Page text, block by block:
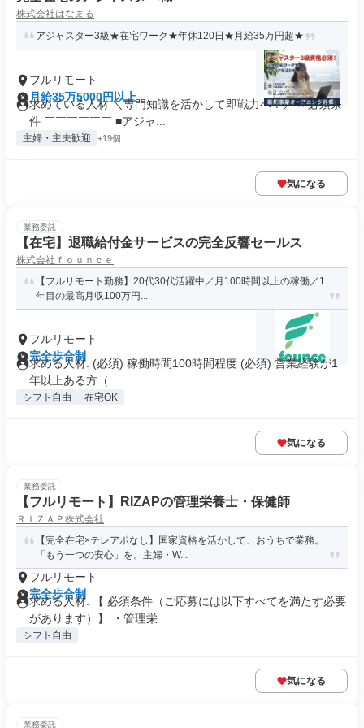
株式会社はなまる
アジャスター3級★在宅ワーク★年休120日★月給35万円超★
フルリモート
月給35万5000円以上
求めている人材 ＼専門知識を活かして即戦力へ！／ ⏩必須条
件 ￣￣￣￣￣￣ ■アジャ...
主婦・主夫歓迎 +19個
気になる
業務委託
【在宅】退職給付金サービスの完全反響セールス
株式会社ｆｏｕｎｃｅ
【フルリモート勤務】20代30代活躍中／月100時間以上の稼働／1
年目の最高月収100万円...
フルリモート
完全歩合制
求める人材: (必須) 稼働時間100時間程度 (必須) 営業経験が1
年以上ある方（...
シフト自由 在宅OK
気になる
業務委託
【フルリモート】RIZAPの管理栄養士・保健師
ＲＩＺＡＰ株式会社
【完全在宅×テレアポなし】国家資格を活かして、おうちで業務。
「もう一つの安心」を。主婦・W...
フルリモート
完全歩合制
求める人材: 【 必須条件（ご応募には以下すべてを満たす必要
があります）】 ・管理栄...
シフト自由
気になる
業務委託